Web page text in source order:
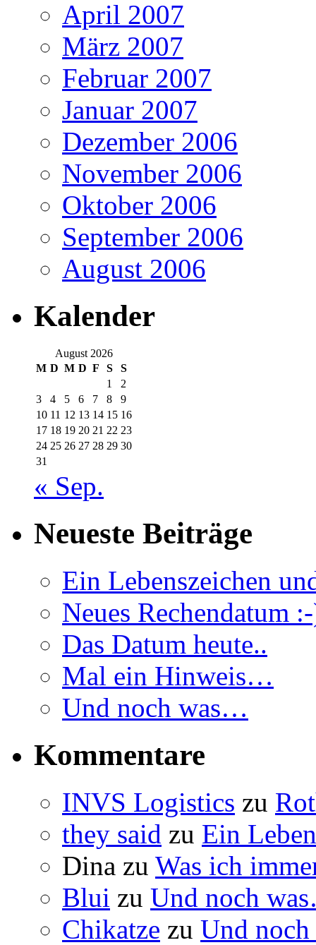
April 2007
März 2007
Februar 2007
Januar 2007
Dezember 2006
November 2006
Oktober 2006
September 2006
August 2006
Kalender
August 2026
M D M D F S
S
1
2
3
4 5 6 7 8
9
10 11 12 13 14 15 16
17 18 19 20 21 22 23
24 25 26 27 28 29 30
31
« Sep.
Neueste Beiträge
Ein Lebenszeichen
Neues Rechendatum
Das Datum heute..
Mal ein Hinweis…
Und noch was…
Kommentare
INVS Logistics zu
they said zu Ein
Dina zu Was ich
Blui zu Und noch
Chikatze zu Und